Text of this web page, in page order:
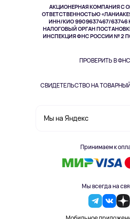
АКЦИОНЕРНАЯ КОМПАНИЯ С
ОТВЕТСТВЕННОСТЬЮ
ИНН/КИО 9909637467/63746
НАЛОГОВЫЙ ОРГАН
ИНСПЕКЦИЯ ФНС РОССИИ № 2
ПРОВЕРИТЬ В
СВИДЕТЕЛЬСТВО НА
Мы на Яндекс
Принимаем к
Мы всегда на
Здоровье питомцев
Одежда и аксессуары